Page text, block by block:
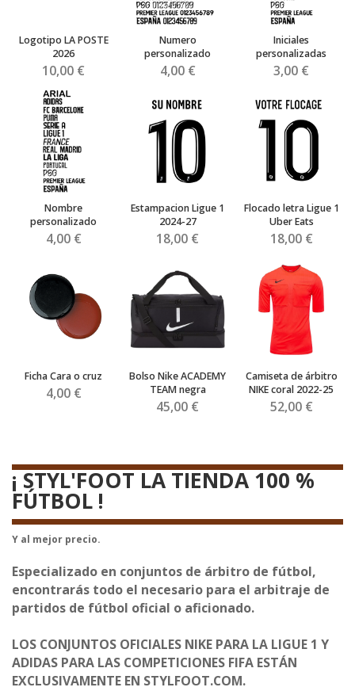
Logotipo LA POSTE
2026
10,00 €
Numero
personalizado
4,00 €
Iniciales
personalizadas
3,00 €
Nombre
personalizado
4,00 €
Estampacion Ligue 1
2024-27
18,00 €
Flocado letra Ligue 1
Uber Eats
18,00 €
Ficha Cara o cruz
4,00 €
Bolso Nike ACADEMY
TEAM negra
45,00 €
Camiseta de árbitro
NIKE coral 2022-25
52,00 €
¡ STYL'FOOT LA TIENDA 100 %
FÚTBOL !
Y al mejor precio.
Especializado en conjuntos de árbitro de fútbol,
encontrarás todo el necesario para el arbitraje de
partidos de fútbol oficial o aficionado.
LOS CONJUNTOS OFICIALES NIKE PARA LA LIGUE 1 Y
ADIDAS PARA LAS COMPETICIONES FIFA ESTÁN
EXCLUSIVAMENTE EN STYLFOOT.COM.